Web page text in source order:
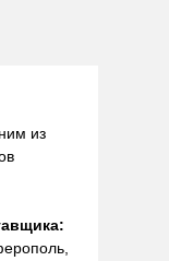
из